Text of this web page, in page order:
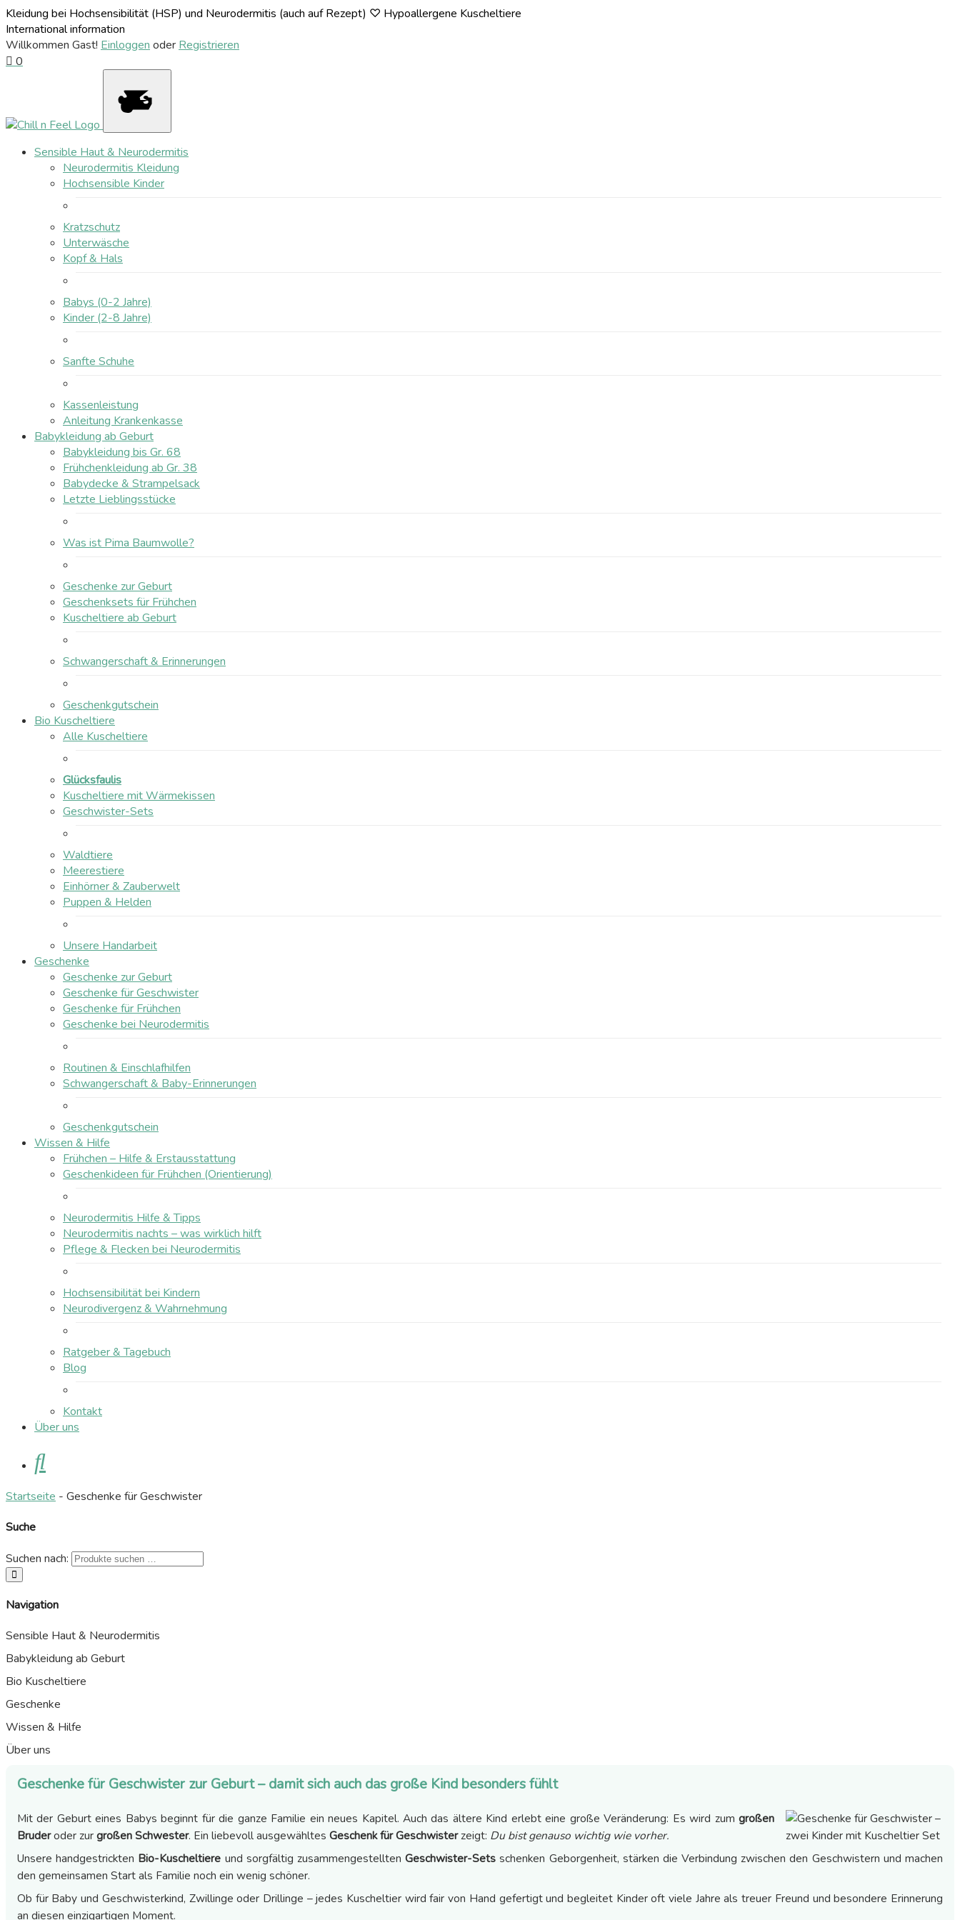
Kleidung bei Hochsensibilität (HSP) und Neurodermitis (auch auf Rezept) ♡ Hypoallergene Kuscheltiere
International information
Willkommen Gast! Einloggen oder Registrieren
0
Sensible Haut & Neurodermitis
Neurodermitis Kleidung
Hochsensible Kinder
Kratzschutz
Unterwäsche
Kopf & Hals
Babys (0-2 Jahre)
Kinder (2-8 Jahre)
Sanfte Schuhe
Kassenleistung
Anleitung Krankenkasse
Babykleidung ab Geburt
Babykleidung bis Gr. 68
Frühchenkleidung ab Gr. 38
Babydecke & Strampelsack
Letzte Lieblingsstücke
Was ist Pima Baumwolle?
Geschenke zur Geburt
Geschenksets für Frühchen
Kuscheltiere ab Geburt
Schwangerschaft & Erinnerungen
Geschenkgutschein
Bio Kuscheltiere
Alle Kuscheltiere
Glücksfaulis
Kuscheltiere mit Wärmekissen
Geschwister-Sets
Waldtiere
Meerestiere
Einhörner & Zauberwelt
Puppen & Helden
Unsere Handarbeit
Geschenke
Geschenke zur Geburt
Geschenke für Geschwister
Geschenke für Frühchen
Geschenke bei Neurodermitis
Routinen & Einschlafhilfen
Schwangerschaft & Baby-Erinnerungen
Geschenkgutschein
Wissen & Hilfe
Frühchen – Hilfe & Erstausstattung
Geschenkideen für Frühchen (Orientierung)
Neurodermitis Hilfe & Tipps
Neurodermitis nachts – was wirklich hilft
Pflege & Flecken bei Neurodermitis
Hochsensibilität bei Kindern
Neurodivergenz & Wahrnehmung
Ratgeber & Tagebuch
Blog
Kontakt
Über uns
Suche
Startseite - Geschenke für Geschwister
Suche
Suchen nach:
suchen
Navigation
Sensible Haut & Neurodermitis
Babykleidung ab Geburt
Bio Kuscheltiere
Geschenke
Wissen & Hilfe
Über uns
Geschenke für Geschwister zur Geburt – damit sich auch das große Kind besonders fühlt
Mit der Geburt eines Babys beginnt für die ganze Familie ein neues Kapitel. Auch das ältere Kind erlebt eine große Veränderung: Es wird zum großen
Bruderoder zurgroßen Schwester. Ein liebevoll ausgewähltes Geschenk für Geschwisterzeigt: Du bist genauso wichtig wie vorher.
Unsere handgestrickten Bio-Kuscheltiere und sorgfältig zusammengestelltenGeschwister-Sets schenken Geborgenheit, stärken die Verbindung zwischen den Geschwistern und machen
den gemeinsamen Start als Familie noch ein wenig schöner.
Ob für Baby und Geschwisterkind, Zwillinge oder Drillinge – jedes Kuscheltier wird fair von Hand gefertigt und begleitet Kinder oft viele Jahre als treuer Freund und besondere Erinnerung
an diesen einzigartigen Moment.